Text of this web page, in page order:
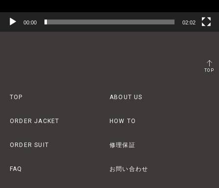
00:00 02:02
TOP
TOP ABOUT US
ORDER JACKET HOW TO
ORDER SUIT 修理保証
FAQ お問い合わせ